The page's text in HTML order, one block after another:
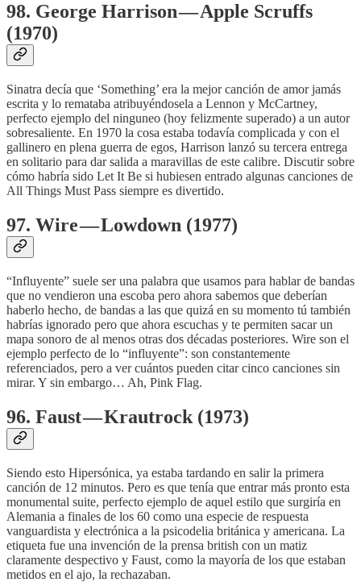
98. George Harrison — Apple Scruffs
(1970)
Sinatra decía que ‘Something’ era la mejor canción de amor jamás
escrita y lo remataba atribuyéndosela a Lennon y McCartney,
perfecto ejemplo del ninguneo (hoy felizmente superado) a un autor
sobresaliente. En 1970 la cosa estaba todavía complicada y con el
gallinero en plena guerra de egos, Harrison lanzó su tercera entrega
en solitario para dar salida a maravillas de este calibre. Discutir sobre
cómo habría sido Let It Be si hubiesen entrado algunas canciones de
All Things Must Pass siempre es divertido.
97. Wire — Lowdown (1977)
“Influyente” suele ser una palabra que usamos para hablar de bandas
que no vendieron una escoba pero ahora sabemos que deberían
haberlo hecho, de bandas a las que quizá en su momento tú también
habrías ignorado pero que ahora escuchas y te permiten sacar un
mapa sonoro de al menos otras dos décadas posteriores. Wire son el
ejemplo perfecto de lo “influyente”: son constantemente
referenciados, pero a ver cuántos pueden citar cinco canciones sin
mirar. Y sin embargo… Ah, Pink Flag.
96. Faust — Krautrock (1973)
Siendo esto Hipersónica, ya estaba tardando en salir la primera
canción de 12 minutos. Pero es que tenía que entrar más pronto esta
monumental suite, perfecto ejemplo de aquel estilo que surgiría en
Alemania a finales de los 60 como una especie de respuesta
vanguardista y electrónica a la psicodelia británica y americana. La
etiqueta fue una invención de la prensa british con un matiz
claramente despectivo y Faust, como la mayoría de los que estaban
metidos en el ajo, la rechazaban.